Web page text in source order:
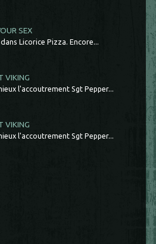
SEX
Licorice Pizza. Encore...
VIKING
l'accoutrement Sgt Pepper...
VIKING
l'accoutrement Sgt Pepper...